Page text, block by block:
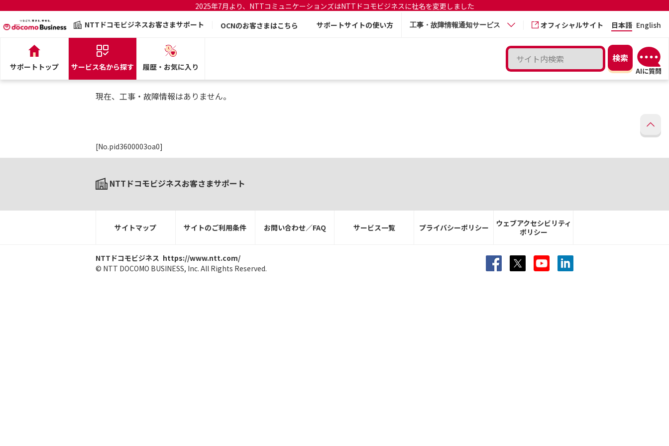
2025年7月より、NTTコミュニケーションズはNTTドコモビジネスに社名を変更しました
NTTドコモビジネスお客さまサポート
OCNのお客さまはこちら サポートサイトの使い方 工事・故障情報通知サービス オフィシャルサイト 日本語 English
サポートトップ サービス名から探す 履歴・お気に入り
現在、工事・故障情報はありません。
[No.pid3600003oa0]
NTTドコモビジネスお客さまサポート
サイトマップ サイトのご利用条件 お問い合わせ／FAQ サービス一覧 プライバシーポリシー
ウェブアクセシビリティ
ポリシー
NTTドコモビジネス https://www.ntt.com/
© NTT DOCOMO BUSINESS, Inc. All Rights Reserved.